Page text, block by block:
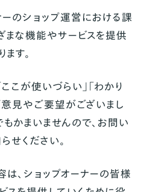
ーのショップ運営における課
まな機能やサービスを提供
す。
こが使いづらい」「わかり
意見やご要望がございまし
かまいませんので、お問い
せください。
、ショップオーナーの皆様